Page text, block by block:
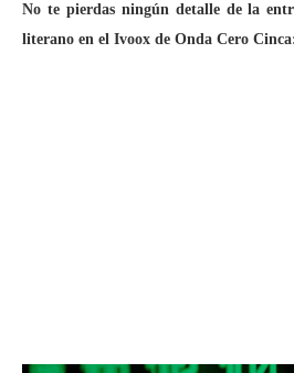
No te pierdas ningún detalle de la
literano en el Ivoox de Onda Cero